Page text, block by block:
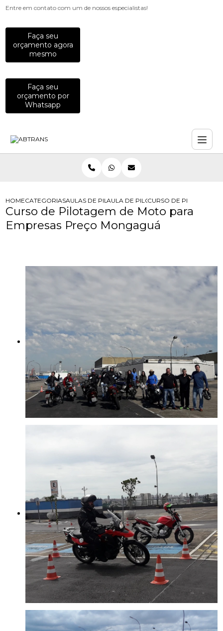
Entre em contato com um de nossos especialistas!
Faça seu
orçamento agora
mesmo
Faça seu
orçamento por
Whatsapp
HOMECATEGORIASAULAS DE PILOTAGEM PARA EMPRESAS
AULA DE PILOTAGEM DEFENSIVA
CURSO DE PILOTAGEM
Curso de Pilotagem de Moto para
Empresas Preço Mongaguá